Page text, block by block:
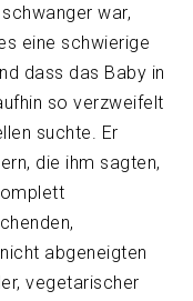
war,
eine schwierige
dass das Baby in
so verzweifelt
suchte. Er
die ihm sagten,
abgeneigten
vegetarischer